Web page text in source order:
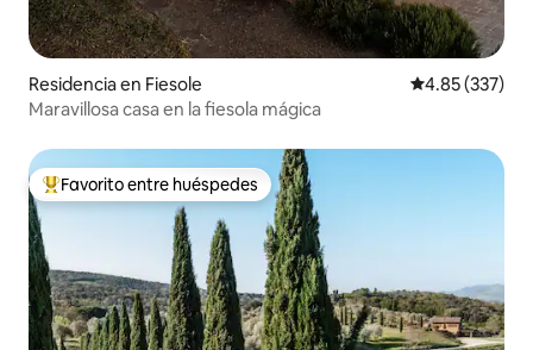
Residencia en Fiesole Calificación
4.85 (337)
Maravillosa casa en la fiesola mágica
De los mejores en Favorito entre huéspedes
Favorito entre huéspedes